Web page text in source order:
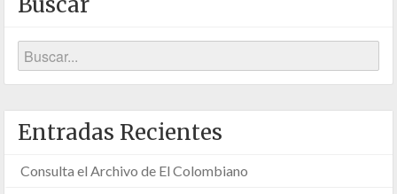
Entradas Recientes
Consulta el Archivo de El Colombiano